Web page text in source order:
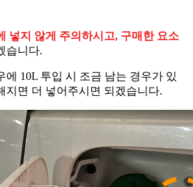
넣지 않게 주의하시고, 구매한 요소
습니다.
에 10L 투입 시 조금 남는 경우가 있
지면 더 넣어주시면 되겠습니다.